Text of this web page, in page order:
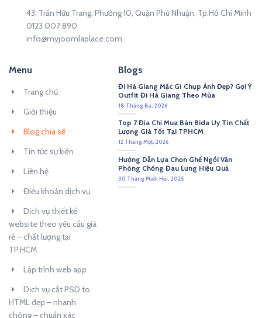
43, Trần Hữu Trang, Phường 10, Quận Phú Nhuận, Tp.Hồ Chí Minh
0123 007 890
info@myjoomlaplace.com
Menu
Trang chủ
Giới thiệu
Blog chia sẽ
Tin tức sự kiện
Liên hệ
Điều khoản dịch vụ
Dịch vụ thiết kế
website theo yêu cầu giá
rẻ – chất lượng tại
TP.HCM
Lập trình web app
Dịch vụ cắt PSD to
HTML đẹp – nhanh
chóng – chuẩn xác
Blogs
Đi Hà Giang Mặc Gì Chụp Ảnh Đẹp? Gợi Ý
Outfit Đi Hà Giang Theo Mùa
18 Tháng Ba, 2026
Top 7 Địa Chỉ Mua Bàn Bida Uy Tín Chất
Lượng Giá Tốt Tại TPHCM
12 Tháng Một, 2026
Hướng Dẫn Lựa Chọn Ghế Ngồi Văn
Phòng Chống Đau Lưng Hiệu Quả
30 Tháng Mười Hai, 2025